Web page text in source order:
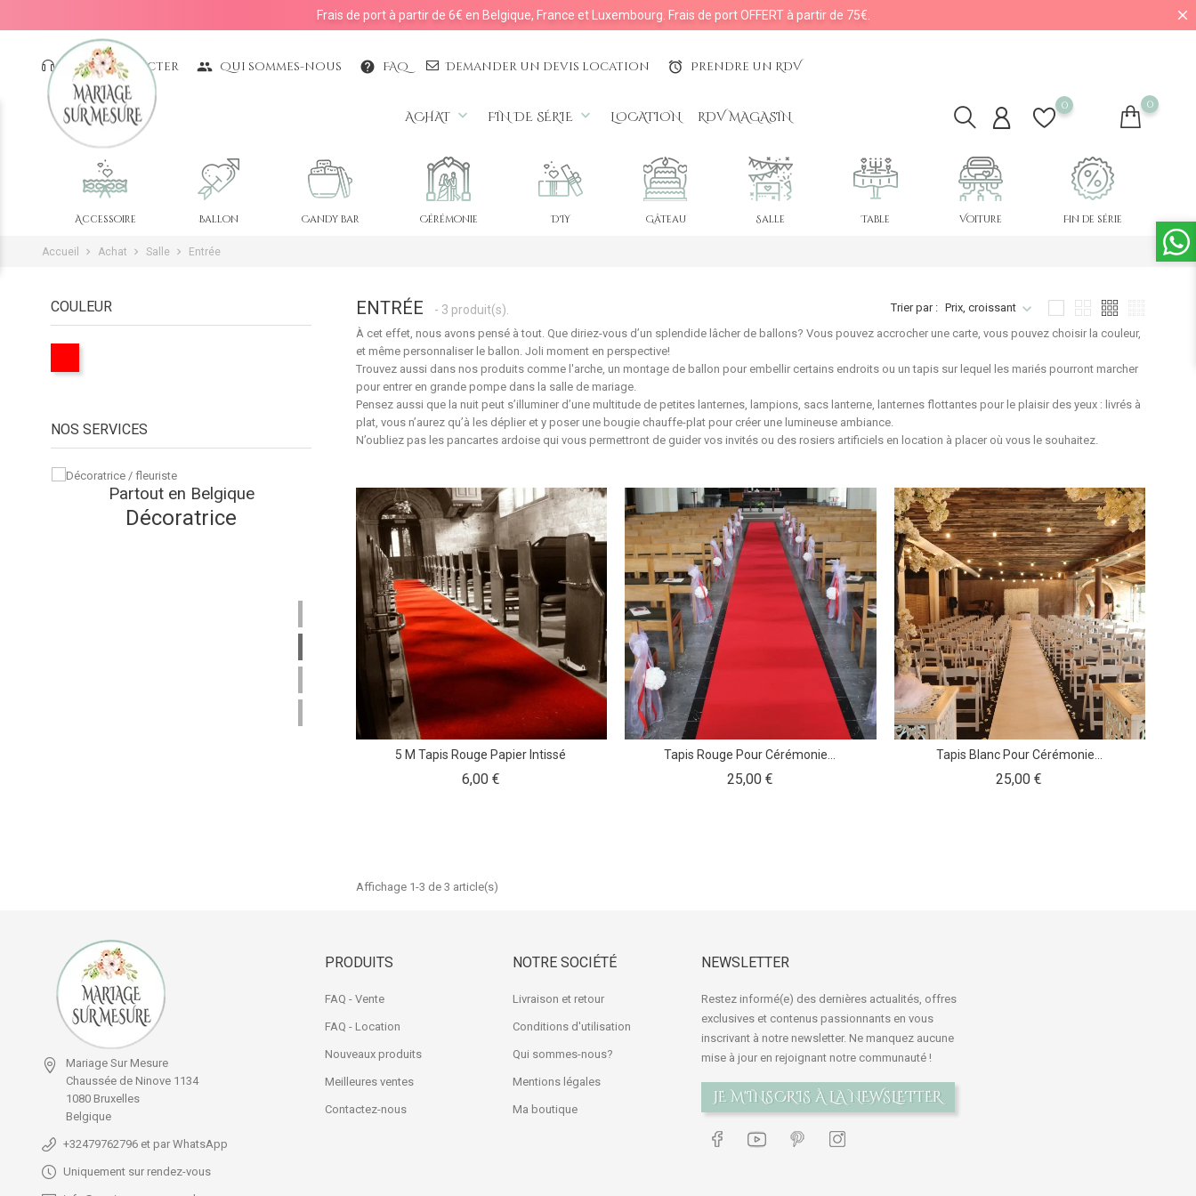
Frais de port à partir de 6€ en Belgique, France et Luxembourg. Frais de port OFFERT à partir de 75€.
Nous contacter people Qui sommes-nous help FAQ Demander un devis location access_alarms Prendre un RDV
ACHAT keyboard_arrow_down FIN DE SÉRIE keyboard_arrow_down LOCATION RDV MAGASIN
0 0
Accessoire Ballon Candy bar Cérémonie DIY Gâteau Salle Table Voiture Fin de série
Accueil Achat Salle Entrée
COULEUR
NOS SERVICES
Un coin déstockage
est disponible avec
500 produits à -5€
Partout en Belgique
Décoratrice
ENTRÉE - 3 produit(s). Trier par : Prix, croissant
À cet effet, nous avons pensé à tout. Que diriez-vous d’un splendide lâcher de ballons? Vous pouvez accrocher une carte, vous pouvez choisir la couleur,
et même personnaliser le ballon. Joli moment en perspective!
Trouvez aussi dans nos produits comme l'arche, un montage de ballon pour embellir certains endroits ou untapissur lequel les mariés pourront marcher
pour entrer en grande pompe dans la salle de mariage.
Pensez aussi que la nuit peut s’illuminer d’une multitude de petites lanternes, lampions, sacs lanterne, lanternes flottantes pour le plaisir des yeux : livrés à
plat, vous n’aurez qu’à les déplier et y poser une bougie chauffe-plat pour créer une lumineuse ambiance.
N’oubliez pas les pancartes ardoise qui vous permettront de guider vos invités ou des rosiers artificiels en location à placer où vous le souhaitez.
5 M Tapis Rouge Papier Intissé
6,00 €Prix
Tapis Rouge Pour Cérémonie...
25,00 €Prix
Tapis Blanc Pour Cérémonie...
25,00 €
Affichage 1-3 de 3 article(s)
Mariage Sur Mesure
Chaussée de Ninove 1134
1080 Bruxelles
Belgique
+32479762796 et par WhatsApp
Uniquement sur rendez-vous
PRODUITS
FAQ - Vente
FAQ - Location
Nouveaux produits
Meilleures ventes
Contactez-nous
NOTRE SOCIÉTÉ
Livraison et retour
Conditions d'utilisation
Qui sommes-nous?
Mentions légales
Ma boutique
NEWSLETTER
Restez informé(e) des dernières actualités, offres
exclusives et contenus passionnants en vous
inscrivant à notre newsletter. Ne manquez aucune
mise à jour en rejoignant notre communauté !
JE M'INSCRIS À LA NEWSLETTER